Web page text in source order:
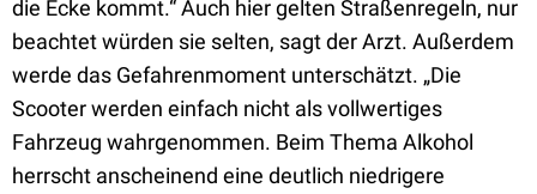
die Ecke kommt.“ Auch hier gelten Straßenregeln, nur
beachtet würden sie selten, sagt der Arzt. Außerdem
werde das Gefahrenmoment unterschätzt. „Die
Scooter werden einfach nicht als vollwertiges
Fahrzeug wahrgenommen. Beim Thema Alkohol
herrscht anscheinend eine deutlich niedrigere